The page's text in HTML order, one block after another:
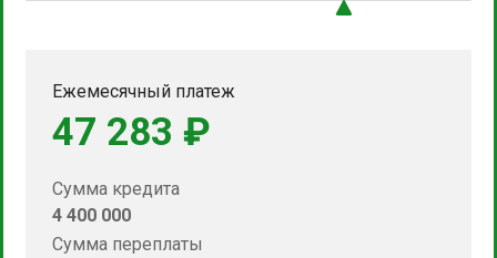
Ежемесячный платеж
47 283 ₽
Сумма кредита
4 400 000
Сумма переплаты